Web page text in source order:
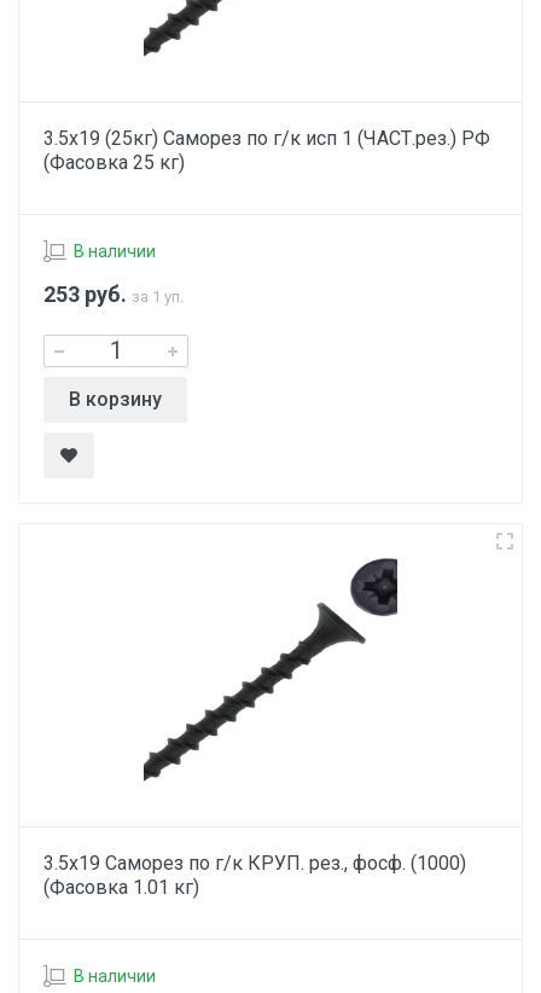
3.5х19 (25кг) Саморез по г/к исп 1 (ЧАСТ.рез.) РФ
(Фасовка 25 кг)
В наличии
253 руб. за 1 уп.
В корзину
3.5х19 Саморез по г/к КРУП. рез., фосф. (1000)
(Фасовка 1.01 кг)
В наличии